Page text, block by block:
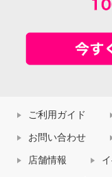
ご利用ガイド
お問い合わせ
店舗情報